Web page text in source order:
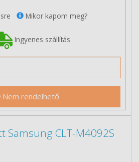
Mikor kapom meg?
Ingyenes szállítás
Nem rendelhető
Samsung CLT-M4092S